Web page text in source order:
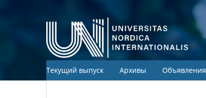
Текущий выпуск Архивы Объявления